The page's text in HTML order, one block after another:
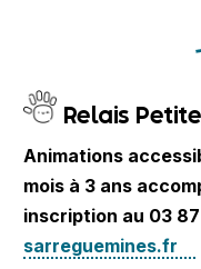
Relais
Animations
mois à 3 ans
inscription au 03
sarreguemines.fr